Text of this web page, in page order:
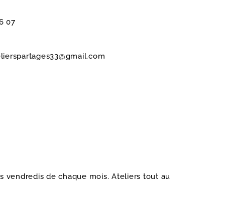
07
vendredis de chaque mois. Ateliers tout au